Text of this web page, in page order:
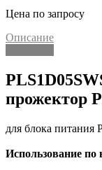
Цена по запросу
Описание
прожектор
для блока питания
Использование по